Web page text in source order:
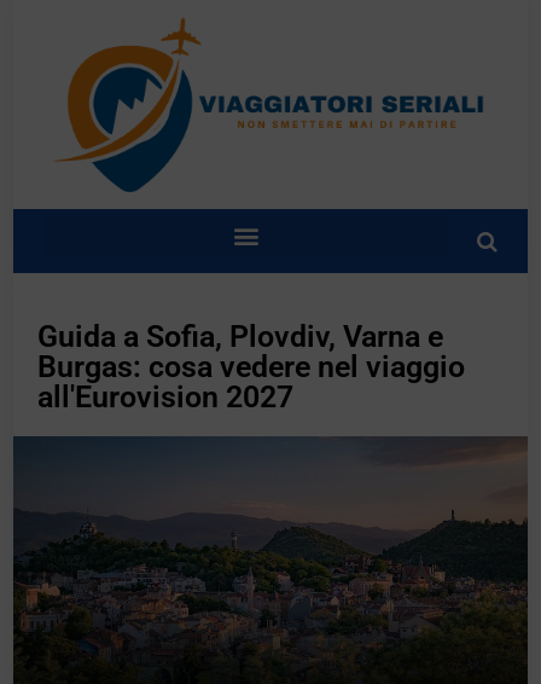
Guida a Sofia, Plovdiv, Varna e
Burgas: cosa vedere nel viaggio
all'Eurovision 2027